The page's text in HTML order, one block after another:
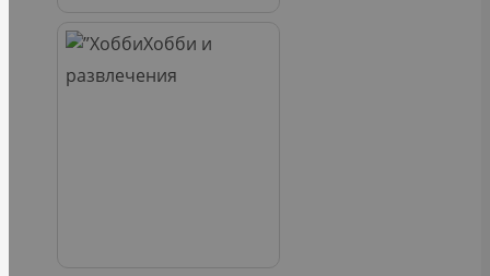
Хобби и
развлечения